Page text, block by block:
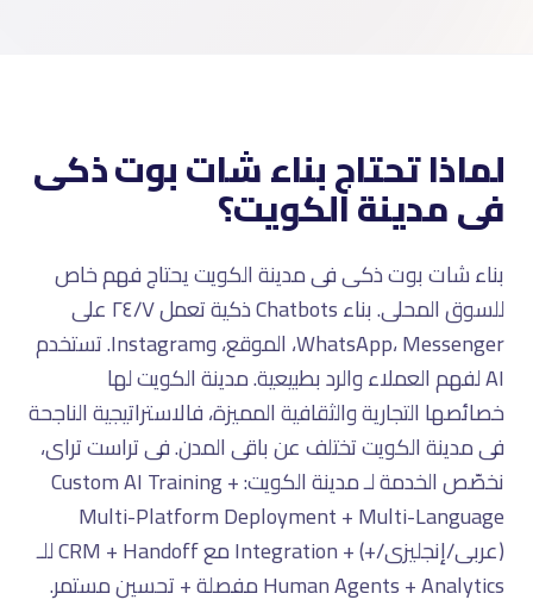
لماذا تحتاج بناء شات بوت ذكى
فى مدينة الكويت؟
بناء شات بوت ذكى فى مدينة الكويت يحتاج فهم خاص
للسوق المحلى. بناء Chatbots ذكية تعمل ٢٤/٧ على
WhatsApp، Messenger، الموقع، وInstagram. تستخدم
AI لفهم العملاء والرد بطبيعية. مدينة الكويت لها
خصائصها التجارية والثقافية المميزة، فالاستراتيجية الناجحة
فى مدينة الكويت تختلف عن باقى المدن. فى تراست تراى،
نخصّص الخدمة لـ مدينة الكويت: Custom AI Training +
Multi-Platform Deployment + Multi-Language
(عربى/إنجليزى/+) + Integration مع CRM + Handoff للـ
Human Agents + Analytics مفصلة + تحسين مستمر.